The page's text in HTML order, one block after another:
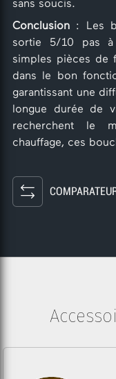
sans soucis.
Conclusion : Les
sortie 5/10 pas
simples pièces de
dans le bon
garantissant une
longue durée de
recherchent le
chauffage, ces